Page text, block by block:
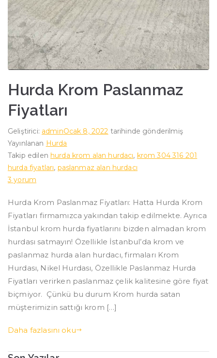
Hurda Krom Paslanmaz
Fiyatları
Geliştirici: adminOcak 8, 2022 tarihinde gönderilmiş
Yayınlanan Hurda
Takip edilen hurda krom alan hurdacı, krom 304 316 201
hurda fiyatları, paslanmaz alan hurdacı
Hurda
Paslanmaz
Fiyatları
için
3 yorum
Hurda Krom Paslanmaz Fiyatları: Hatta Hurda Krom
Fiyatları firmamızca yakından takip edilmekte. Ayrıca
İstanbul krom hurda fiyatlarını bizden almadan krom
hurdası satmayın! Özellikle İstanbul’da krom ve
paslanmaz hurda alan hurdacı, firmaları Krom
Hurdası, Nikel Hurdası, Özellikle Paslanmaz Hurda
Fiyatları verirken paslanmaz çelik kalitesine göre fiyat
biçmiyor. Çünkü bu durum Krom hurda satan
müşterimizin sattığı krom […]
Daha fazlasını oku